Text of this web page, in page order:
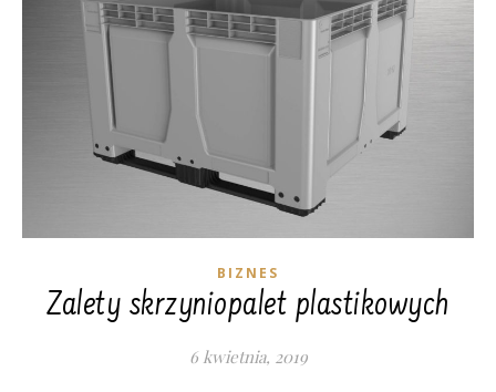
BIZNES
Zalety skrzyniopalet plastikowych
6 kwietnia, 2019